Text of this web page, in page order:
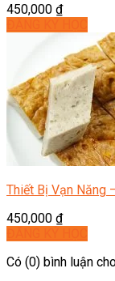
450,000 ₫
Thiết Bị Vạn Năng
450,000 ₫
Có (0) bình luận